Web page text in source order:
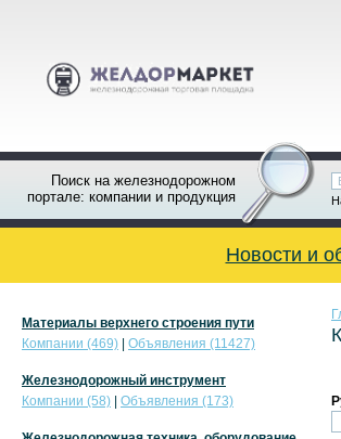
Поиск на железнодорожном
портале: компании и продукция
Новости и
Материалы верхнего строения пути
Компании (469)
Объявления (11427)
Железнодорожный инструмент
Компании (58)
Объявления (173)